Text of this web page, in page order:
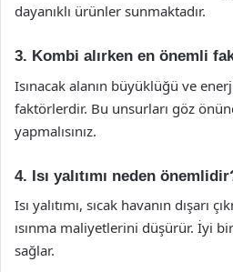
dayanıklı ürünler sunmaktadır.
3. Kombi alırken en önemli
Isınacak alanın büyüklüğü ve
faktörlerdir. Bu unsurları göz
yapmalısınız.
4. Isı yalıtımı neden
Isı yalıtımı, sıcak havanın dışarı
ısınma maliyetlerini düşürür. İyi
sağlar.